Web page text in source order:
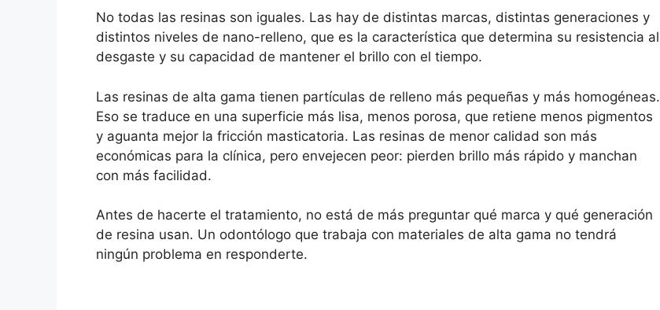
No todas las resinas son iguales. Las hay de distintas marcas, distintas generaciones y
distintos niveles de nano-relleno, que es la característica que determina su resistencia al
desgaste y su capacidad de mantener el brillo con el tiempo.
Las resinas de alta gama tienen partículas de relleno más pequeñas y más homogéneas.
Eso se traduce en una superficie más lisa, menos porosa, que retiene menos pigmentos
y aguanta mejor la fricción masticatoria. Las resinas de menor calidad son más
económicas para la clínica, pero envejecen peor: pierden brillo más rápido y manchan
con más facilidad.
Antes de hacerte el tratamiento, no está de más preguntar qué marca y qué generación
de resina usan. Un odontólogo que trabaja con materiales de alta gama no tendrá
ningún problema en responderte.